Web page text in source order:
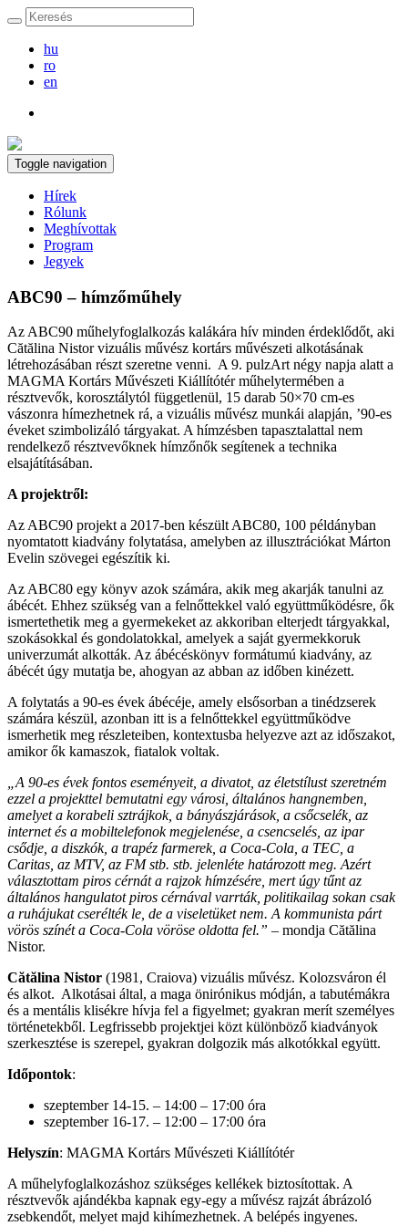
hu
ro
en
Toggle navigation
Hírek
Rólunk
Meghívottak
Program
Jegyek
ABC90 – hímzőműhely
Az ABC90 műhelyfoglalkozás kalákára hív minden érdeklődőt, aki
Cătălina Nistor vizuális művész kortárs művészeti alkotásának
létrehozásában részt szeretne venni. A 9. pulzArt négy napja alatt a
MAGMA Kortárs Művészeti Kiállítótér műhelytermében a
résztvevők, korosztálytól függetlenül, 15 darab 50×70 cm-es
vászonra hímezhetnek rá, a vizuális művész munkái alapján, ’90-es
éveket szimbolizáló tárgyakat. A hímzésben tapasztalattal nem
rendelkező résztvevőknek hímzőnők segítenek a technika
elsajátításában.
A projektről:
Az ABC90 projekt a 2017-ben készült ABC80, 100 példányban
nyomtatott kiadvány folytatása, amelyben az illusztrációkat Márton
Evelin szövegei egészítik ki.
Az ABC80 egy könyv azok számára, akik meg akarják tanulni az
ábécét. Ehhez szükség van a felnőttekkel való együttműködésre, ők
ismertethetik meg a gyermekeket az akkoriban elterjedt tárgyakkal,
szokásokkal és gondolatokkal, amelyek a saját gyermekkoruk
univerzumát alkották. Az ábécéskönyv formátumú kiadvány, az
ábécét úgy mutatja be, ahogyan az abban az időben kinézett.
A folytatás a 90-es évek ábécéje, amely elsősorban a tinédzserek
számára készül, azonban itt is a felnőttekkel együttműködve
ismerhetik meg részleteiben, kontextusba helyezve azt az időszakot,
amikor ők kamaszok, fiatalok voltak.
„A 90-es évek fontos eseményeit, a divatot, az életstílust szeretném
ezzel a projekttel bemutatni egy városi, általános hangnemben,
amelyet a korabeli sztrájkok, a bányászjárások, a csőcselék, az
internet és a mobiltelefonok megjelenése, a csencselés, az ipar
csődje, a diszkók, a trapéz farmerek, a Coca-Cola, a TEC, a
Caritas, az MTV, az FM stb. stb. jelenléte határozott meg. Azért
választottam piros cérnát a rajzok hímzésére, mert úgy tűnt az
általános hangulatot piros cérnával varrták, politikailag sokan csak
a ruhájukat cserélték le, de a viseletüket nem. A kommunista párt
vörös színét a Coca-Cola vöröse oldotta fel.” – mondja Cătălina
Nistor.
Cătălina Nistor (1981, Craiova) vizuális művész. Kolozsváron él
és alkot. Alkotásai által, a maga önirónikus módján, a tabutémákra
és a mentális klisékre hívja fel a figyelmet; gyakran merít személyes
történetekből. Legfrissebb projektjei közt különböző kiadványok
szerkesztése is szerepel, gyakran dolgozik más alkotókkal együtt.
Időpontok:
szeptember 14-15. – 14:00 – 17:00 óra
szeptember 16-17. – 12:00 – 17:00 óra
Helyszín: MAGMA Kortárs Művészeti Kiállítótér
A műhelyfoglalkozáshoz szükséges kellékek biztosítottak. A
résztvevők ajándékba kapnak egy-egy a művész rajzát ábrázoló
zsebkendőt, melyet majd kihímezhetnek. A belépés ingyenes.